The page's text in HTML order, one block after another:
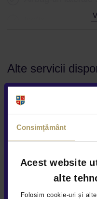
Consimțământ
Acest website
alte
Folosim cookie-uri și
Numar chei
Alte servicii
Garanție extinsă